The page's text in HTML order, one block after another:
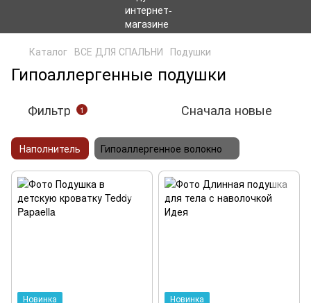
Каталог ВСЕ ДЛЯ СПАЛЬНИ Подушки
Гипоаллергенные подушки
Фильтр 1 Сначала новые
Наполнитель Гипоаллергенное волокно
Новинка Новинка